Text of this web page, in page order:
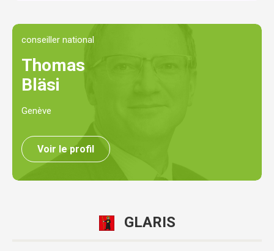
conseiller national
Thomas
Bläsi
Genève
Voir le profil
GLARIS